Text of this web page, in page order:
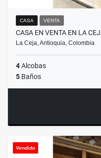
CASA VENTA
CASA EN VENTA EN LA
La Ceja, Antioquia, Colombia
4Alcobas
5 Baños
Vendido